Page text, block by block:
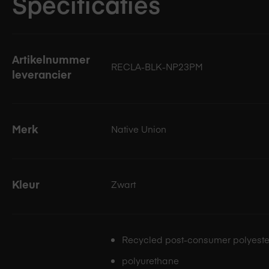
Precieze uitsparing voor eenvoudige toegang tot de
Beschermt je iPhone met schokbestendige
Maak het persoonlijk – combineer met de
Artikelnummer
leverancier
RECLA-BLK-NP23PM
Merk Native Union
Kleur Zwart
Recycled post-consumer
polyurethane